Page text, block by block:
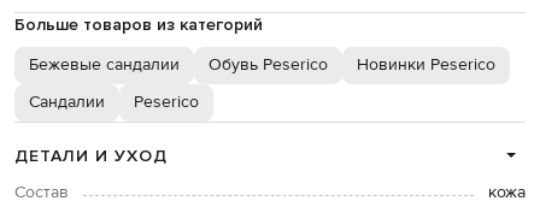
Больше товаров из категорий
Бежевые сандалии Обувь Peserico
Новинки Peserico
Сандалии
Peserico
ДЕТАЛИ И УХОД
Состав
кожа